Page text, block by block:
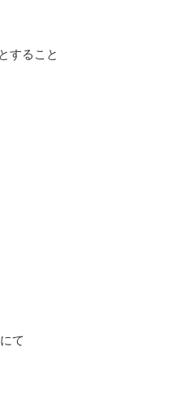
すること
て